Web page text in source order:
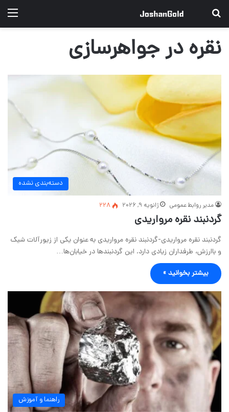
جستجو برای
نقره در جواهرسازی
دسته‌بندی نشده
مدیر روابط عمومی ژانویه 9, 2026 228
گردنبند نقره مرواریدی
گردنبند نقره مرواریدی-گردنبند نقره مرواریدی به عنوان یکی از زیورآلات شیک
و باارزش، طرفداران زیادی دارد. این گردنبندها در خیابان‌ها…
بیشتر بخوانید »
راهنما و آموزش